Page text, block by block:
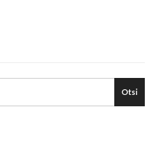
Otsi